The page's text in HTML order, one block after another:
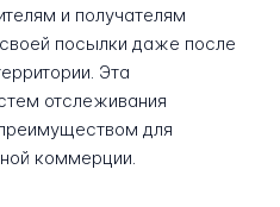
и получателям
посылки даже после
Эта
отслеживания
для
коммерции.